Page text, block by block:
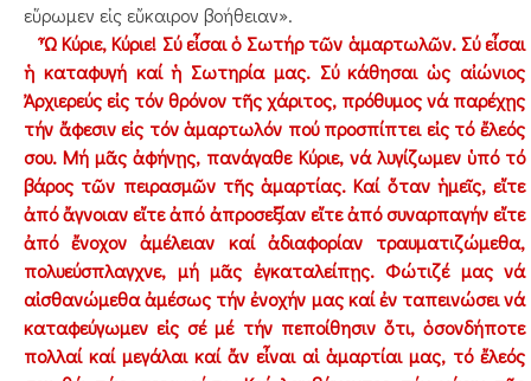
εὕρωμεν εἰς εὔκαιρον βοήθειαν».
Ὦ Κύριε, Κύριε! Σύ εἶσαι ὁ Σωτήρ τῶν ἁμαρτωλῶν. Σύ εἶσαι
ἡ καταφυγή καί ἡ Σωτηρία μας. Σύ κάθησαι ὡς αἰώνιος
Ἀρχιερεύς εἰς τόν θρόνον τῆς χάριτος, πρόθυμος νά παρέχῃς
τήν ἄφεσιν εἰς τόν ἁμαρτωλόν πού προσπίπτει εἰς τό ἔλεός
σου. Μή μᾶς ἀφήνῃς, πανάγαθε Κύριε, νά λυγίζωμεν ὑπό τό
βάρος τῶν πειρασμῶν τῆς ἁμαρτίας. Καί ὅταν ἡμεῖς, εἴτε
ἀπό ἄγνοιαν εἴτε ἀπό ἀπροσεξίαν εἴτε ἀπό συναρπαγήν εἴτε
ἀπό ἔνοχον ἀμέλειαν καί ἀδιαφορίαν τραυματιζώμεθα,
πολυεύσπλαγχνε, μή μᾶς ἐγκαταλείπῃς. Φώτιζέ μας νά
αἰσθανώμεθα ἀμέσως τήν ἐνοχήν μας καί ἐν ταπεινώσει νά
καταφεύγωμεν εἰς σέ μέ τήν πεποίθησιν ὅτι, ὁσονδήποτε
πολλαί καί μεγάλαι καί ἄν εἶναι αἱ ἁμαρτίαι μας, τό ἔλεός